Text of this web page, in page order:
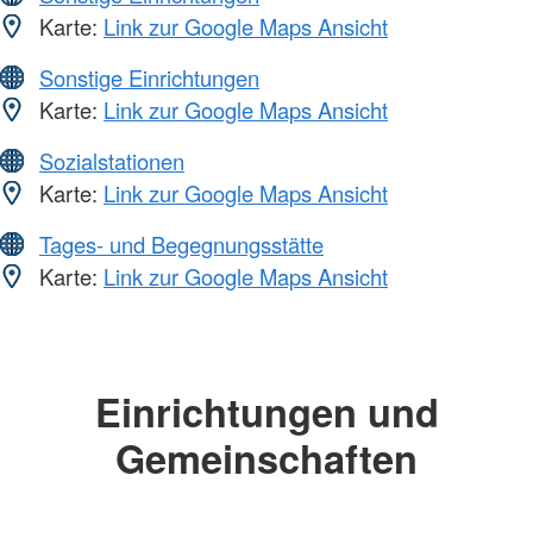
Karte: Link zur Google Maps Ansicht
Sonstige Einrichtungen
Karte: Link zur Google Maps Ansicht
Sozialstationen
Karte: Link zur Google Maps Ansicht
Tages- und Begegnungsstätte
Karte: Link zur Google Maps Ansicht
Einrichtungen und
Gemeinschaften